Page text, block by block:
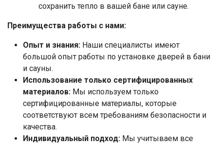
сохранить тепло в вашей бане или сауне.
Преимущества работы с нами:
Опыт и знания: Наши специалисты имеют
большой опыт работы по установке дверей в бани
и сауны.
Использование только сертифицированных
материалов: Мы используем только
сертифицированные материалы, которые
соответствуют всем требованиям безопасности и
качества.
Индивидуальный подход: Мы учитываем все